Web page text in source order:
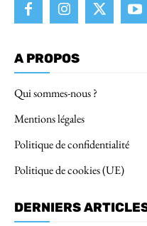
A PROPOS
Qui sommes-nous ?
Mentions légales
Politique de confidentialité
Politique de cookies (UE)
DERNIERS